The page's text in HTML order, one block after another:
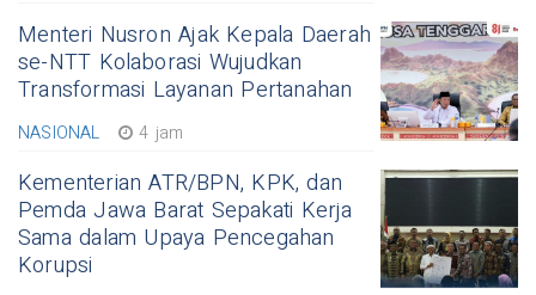
Menteri Nusron Ajak Kepala Daerah
se-NTT Kolaborasi Wujudkan
Transformasi Layanan Pertanahan
NASIONAL 4 jam
Kementerian ATR/BPN, KPK, dan
Pemda Jawa Barat Sepakati Kerja
Sama dalam Upaya Pencegahan
Korupsi